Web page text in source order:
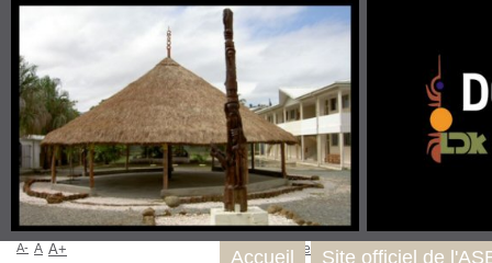
Accueil Site officiel de
Nous trouver
A- A A+